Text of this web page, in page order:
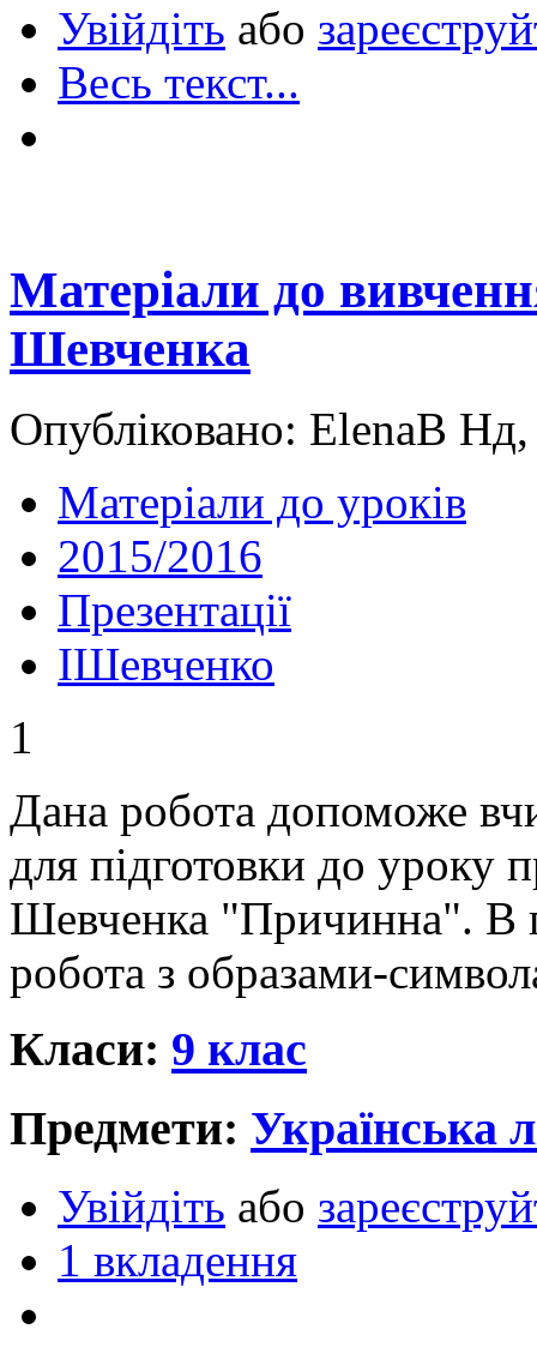
Увійдіть або
Весь текст...
Матеріали до
Шевченка
Опубліковано: ElenaB
Матеріали до уроків
2015/2016
Презентації
IШевченко
1
Дана робота допоможе
для підготовки до уроку
Шевченка "Причинна". В
робота з образами-
Класи: 9 клас
Предмети: Українська
Увійдіть або
1 вкладення